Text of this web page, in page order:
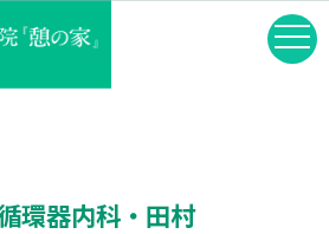
環器内科・田村